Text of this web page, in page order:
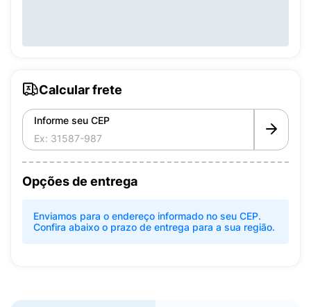
Calcular frete
Informe seu CEP
Opções de entrega
Enviamos para o endereço informado no seu CEP.
Confira abaixo o prazo de entrega para a sua região.